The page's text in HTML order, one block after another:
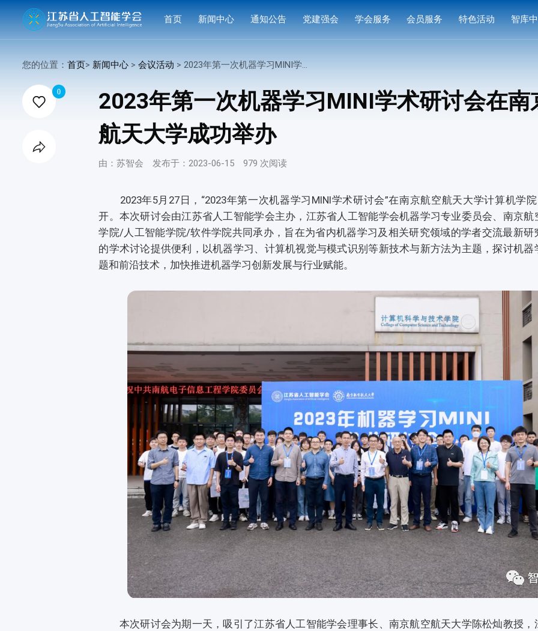
首页 新闻中心
会议活动
赛事活动
科技服务
通知公告
结果公示
党建强会 学会服务
成果评价
会员服务
会员权益
特色活动 智库
案例
您的位置：首页> 新闻中心 >会议活动 > 2023年第一次机器学习MINI学术研讨会在南京航空航天大学成功举办

0

2023年第一次机器学习MINI学术研讨会在南
航天大学成功举办
由：苏智会 发布于：2023-06-15 979 次阅读
2023年5月27日，“2023年第一次机器学习MINI学术研讨会”在南京航空航天大学计算机学
开。本次研讨会由江苏省人工智能学会主办，江苏省人工智能学会机器学习专业委员会、南京航
学院/人工智能学院/软件学院共同承办，旨在为省内机器学习及相关研究领域的学者交流最新研
的学术讨论提供便利，以机器学习、计算机视觉与模式识别等新技术与新方法为主题，探讨机器
题和前沿技术，加快推进机器学习创新发展与行业赋能。
本次研讨会为期一天，吸引了江苏省人工智能学会理事长、南京航空航天大学陈松灿教授，